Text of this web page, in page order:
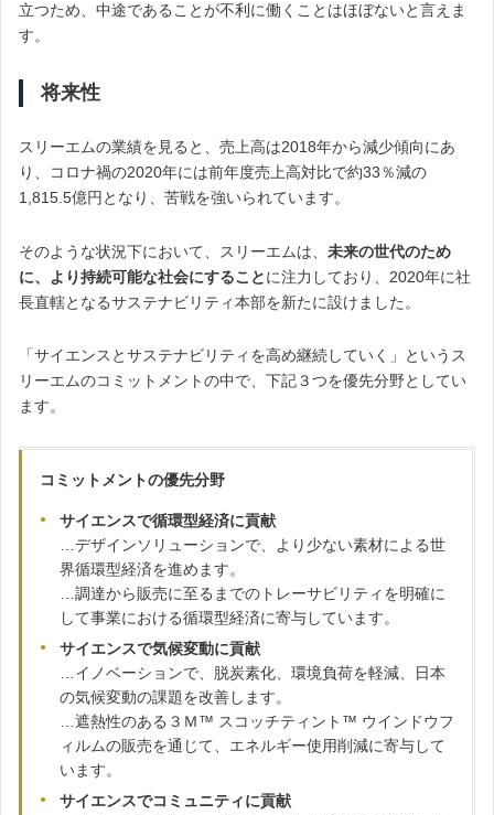
立つため、中途であることが不利に働くことはほぼないと言えま
す。
将来性
スリーエムの業績を見ると、売上高は2018年から減少傾向にあ
り、コロナ禍の2020年には前年度売上高対比で約33％減の
1,815.5億円となり、苦戦を強いられています。
そのような状況下において、スリーエムは、 未来の世代のため
に、より持続可能な社会にすることに注力しており、2020年に社
長直轄となるサステナビリティ本部を新たに設けました。
「サイエンスとサステナビリティを高め継続していく」というス
リーエムのコミットメントの中で、下記３つを優先分野としてい
ます。
コミットメントの優先分野
サイエンスで循環型経済に貢献
…デザインソリューションで、より少ない素材による世
界循環型経済を進めます。
…調達から販売に至るまでのトレーサビリティを明確に
して事業における循環型経済に寄与しています。
サイエンスで気候変動に貢献
…イノベーションで、脱炭素化、環境負荷を軽減、日本
の気候変動の課題を改善します。
…遮熱性のある３Ｍ™ スコッチティント™ ウインドウフ
ィルムの販売を通じて、エネルギー使用削減に寄与して
います。
サイエンスでコミュニティに貢献